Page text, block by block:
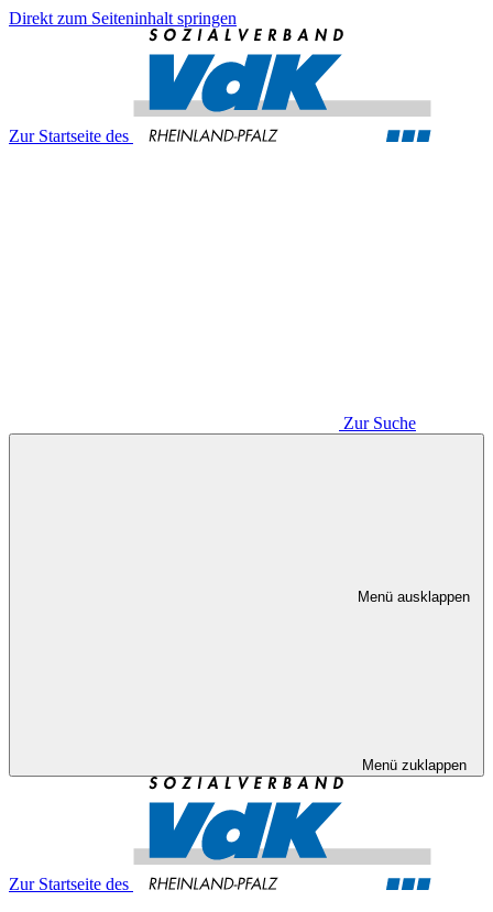
Direkt zum Seiteninhalt springen
Zur Startseite des
Zur Suche
Menü ausklappen
Menü zuklappen
Zur Startseite des